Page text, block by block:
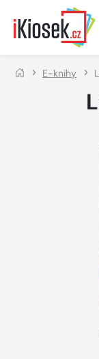
Přejít na hlavní obsah
E-knihy